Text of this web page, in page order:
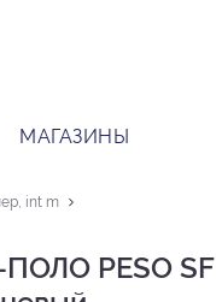
МАГАЗИНЫ
int m
PESO SF